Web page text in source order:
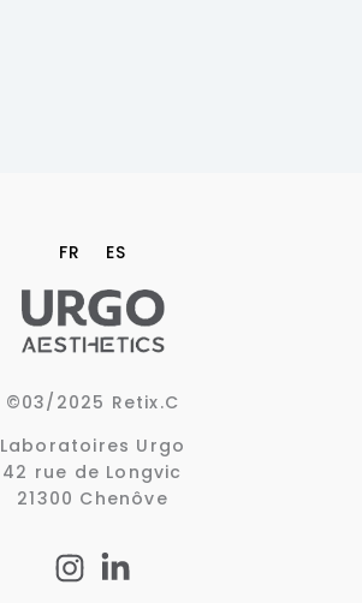
FR ES
©03/2025 Retix.C
Laboratoires Urgo
42 rue de Longvic
21300 Chenôve